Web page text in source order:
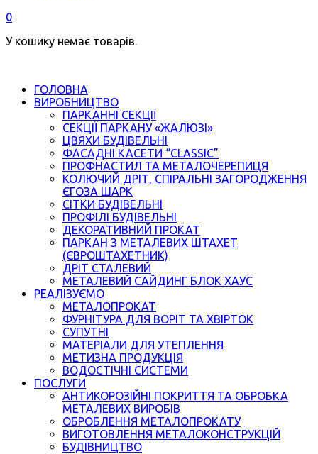
0
У кошику немає товарів.
ГОЛОВНА
ВИРОБНИЦТВО
ПАРКАННІ СЕКЦІЇ
СЕКЦІЇ ПАРКАНУ «ЖАЛЮЗІ»
ЦВЯХИ БУДІВЕЛЬНІ
ФАСАДНІ КАСЕТИ “CLASSIC”
ПРОФНАСТИЛ ТА МЕТАЛОЧЕРЕПИЦЯ
КОЛЮЧИЙ ДРІТ, СПІРАЛЬНІ ЗАГОРОДЖЕННЯ
ЄГОЗА ШАРК
СІТКИ БУДІВЕЛЬНІ
ПРОФІЛІ БУДІВЕЛЬНІ
ДЕКОРАТИВНИЙ ПРОКАТ
ПАРКАН З МЕТАЛЕВИХ ШТАХЕТ
(ЄВРОШТАХЕТНИК)
ДРІТ СТАЛЕВИЙ
МЕТАЛЕВИЙ САЙДИНГ БЛОК ХАУС
РЕАЛІЗУЄМО
МЕТАЛОПРОКАТ
ФУРНІТУРА ДЛЯ ВОРІТ ТА ХВІРТОК
СУПУТНІ
МАТЕРІАЛИ ДЛЯ УТЕПЛЕННЯ
МЕТИЗНА ПРОДУКЦІЯ
ВОДОСТІЧНІ СИСТЕМИ
ПОСЛУГИ
АНТИКОРОЗІЙНІ ПОКРИТТЯ ТА ОБРОБКА
МЕТАЛЕВИХ ВИРОБІВ
ОБРОБЛЕННЯ МЕТАЛОПРОКАТУ
ВИГОТОВЛЕННЯ МЕТАЛОКОНСТРУКЦІЙ
БУДІВНИЦТВО